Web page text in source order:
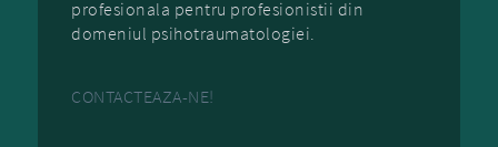
profesionala pentru profesionistii din
domeniul psihotraumatologiei.
CONTACTEAZA-NE!